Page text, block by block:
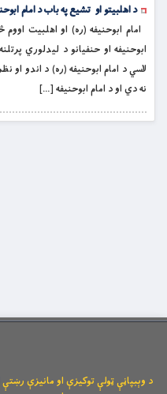
د اهلبیتو او تشیع په باب د امام
امام ابوحنیفه (ره) او اهلبیت
لاسي د امام ابوحنيفه (ره) د اندو او
نه دي او د امام ابوحنيفه […]